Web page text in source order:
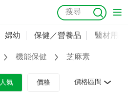
婦幼 保健／營養品 醫材用品
機能保健 芝麻素
人氣 價格 價格區間